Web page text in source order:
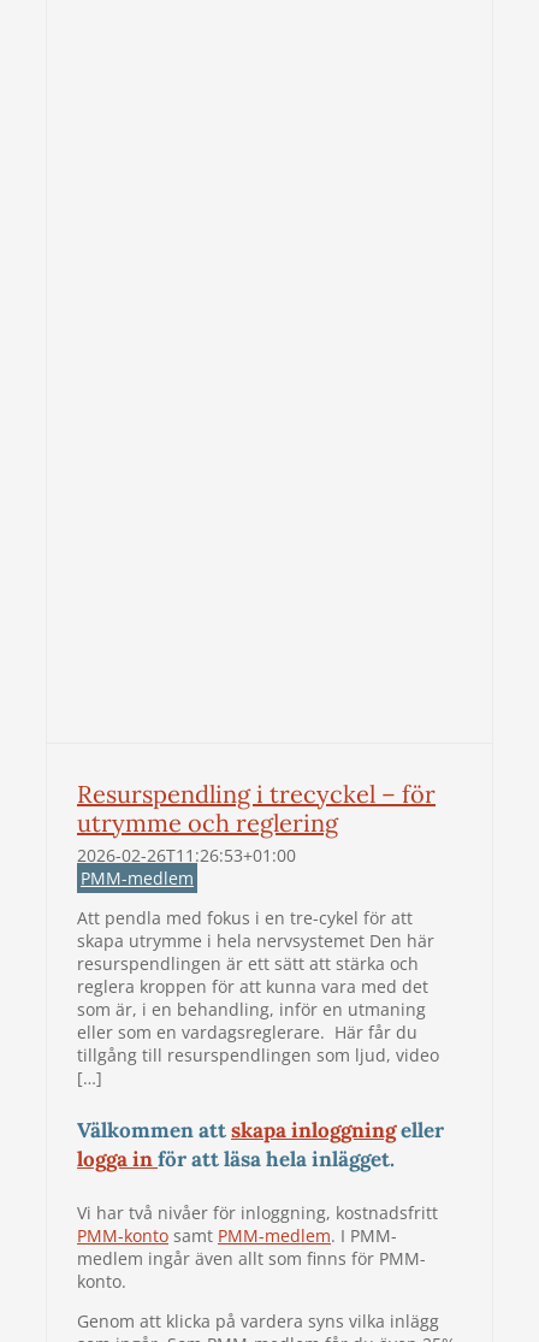
Resurspendling i trecyckel – för
utrymme och reglering
2026-02-26T11:26:53+01:00
PMM-medlem
Att pendla med fokus i en tre-cykel för att
skapa utrymme i hela nervsystemet Den här
resurspendlingen är ett sätt att stärka och
reglera kroppen för att kunna vara med det
som är, i en behandling, inför en utmaning
eller som en vardagsreglerare. Här får du
tillgång till resurspendlingen som ljud, video
[…]
Välkommen attskapa inloggningeller
logga inför att läsa hela inlägget.
Vi har två nivåer för inloggning, kostnadsfritt
PMM-konto samt PMM-medlem. I PMM-
medlem ingår även allt som finns för PMM-
konto.
Genom att klicka på vardera syns vilka inlägg